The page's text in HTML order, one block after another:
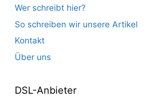
Wer schreibt hier?
So schreiben wir unsere Artikel
Kontakt
Über uns
DSL-Anbieter